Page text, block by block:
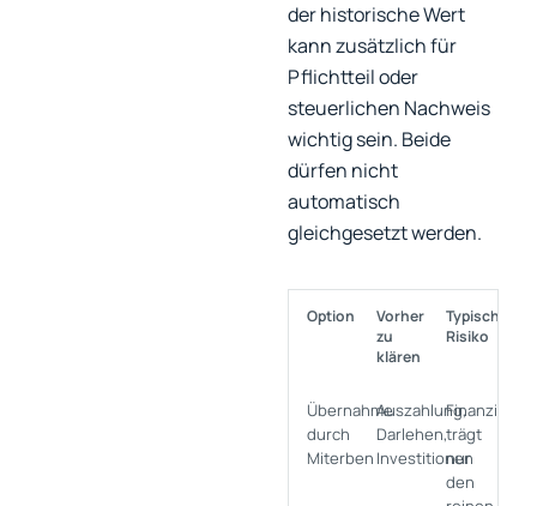
der historische Wert
kann zusätzlich für
Pflichtteil oder
steuerlichen Nachweis
wichtig sein. Beide
dürfen nicht
automatisch
gleichgesetzt werden.
Option
Vorher
zu
klären
Typisches
Risiko
Übernahme
durch
Miterben
Auszahlung,
Darlehen,
Investitionen
trägt
nur
den